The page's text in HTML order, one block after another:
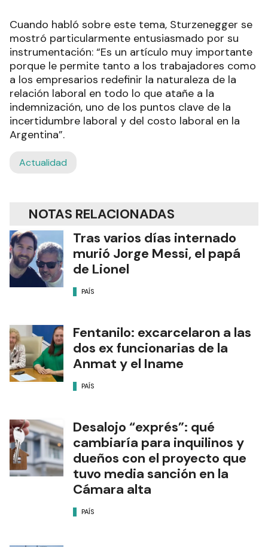
Cuando habló sobre este tema, Sturzenegger se
mostró particularmente entusiasmado por su
instrumentación: “Es un artículo muy importante
porque le permite tanto a los trabajadores como
a los empresarios redefinir la naturaleza de la
relación laboral en todo lo que atañe a la
indemnización, uno de los puntos clave de la
incertidumbre laboral y del costo laboral en la
Argentina”.
Actualidad
NOTAS RELACIONADAS
Tras varios días internado
murió Jorge Messi, el papá
de Lionel
PAÍS
Fentanilo: excarcelaron a las
dos ex funcionarias de la
Anmat y el Iname
PAÍS
Desalojo “exprés”: qué
cambiaría para inquilinos y
dueños con el proyecto que
tuvo media sanción en la
Cámara alta
PAÍS